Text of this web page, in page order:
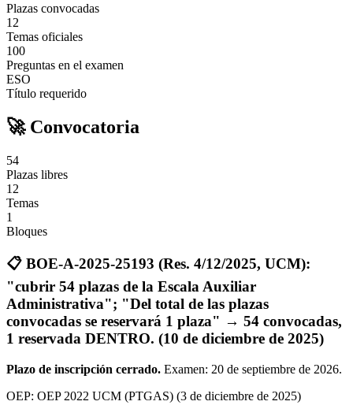
Plazas convocadas
12
Temas oficiales
100
Preguntas en el examen
ESO
Título requerido
🚀 Convocatoria
54
Plazas libres
12
Temas
1
Bloques
📋 BOE-A-2025-25193 (Res. 4/12/2025, UCM):
"cubrir 54 plazas de la Escala Auxiliar
Administrativa"; "Del total de las plazas
convocadas se reservará 1 plaza" → 54 convocadas,
1 reservada DENTRO. (10 de diciembre de 2025)
Plazo de inscripción cerrado. Examen: 20 de septiembre de 2026.
OEP: OEP 2022 UCM (PTGAS) (3 de diciembre de 2025)